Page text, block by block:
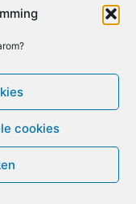
cookies